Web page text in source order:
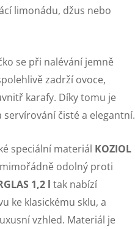
limonádu, džus nebo
se při nalévání jemně
zadrží ovoce,
karafy. Díky tomu je
čisté a elegantní.
speciální materiál KOZIOL
odolný proti
1,2 l tak nabízí
ke klasickému sklu, a
vzhled. Materiál je